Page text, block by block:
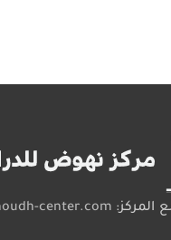
المركز: center.com